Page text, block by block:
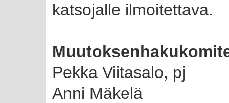
katsojalle ilmoitettava.
Pekka Viitasalo, pj
Anni Mäkelä